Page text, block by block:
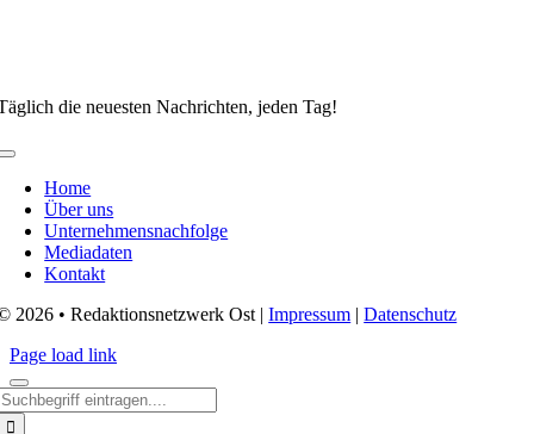
die neuesten Nachrichten, jeden Tag!
Toggle
NavigationHome
Über uns
Unternehmensnachfolge
Mediadaten
Kontakt
2026 • Redaktionsnetzwerk Ost |Impressum |Datenschutz
Page load link